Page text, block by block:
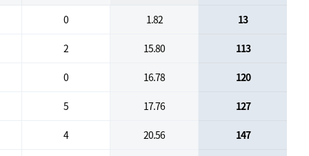
0
1.82 13
2 15.80 113
0 16.78 120
5 17.76 127
4 20.56 147